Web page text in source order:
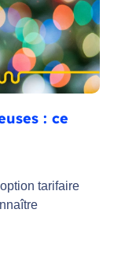
: ce
tarifaire